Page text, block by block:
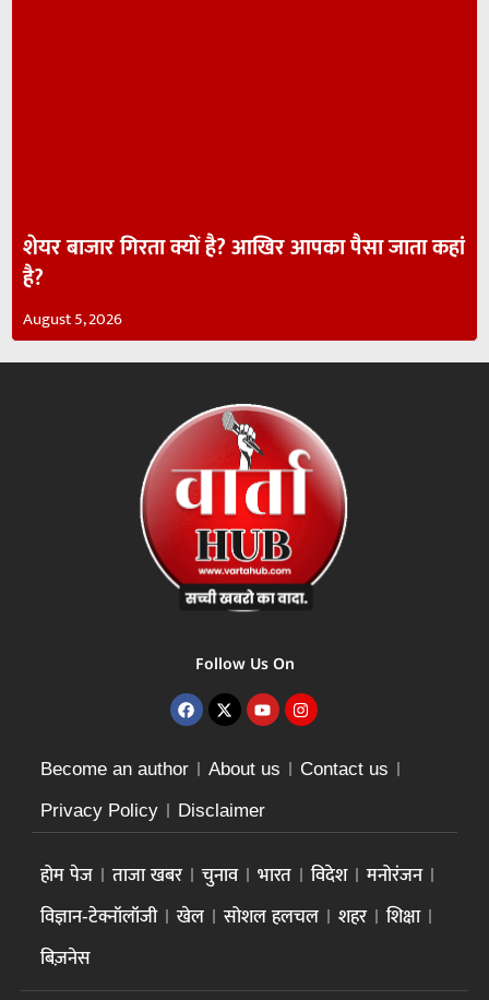
शेयर बाजार गिरता क्यों है? आखिर आपका पैसा जाता कहां
है?
August 5, 2026
Follow Us On
Become an author About us
Contact us
Privacy Policy
Disclaimer
होम पेज ताजा खबर चुनाव भारत विदेश
मनोरंजन
विज्ञान-टेक्नॉलॉजी
खेल सोशल हलचल शहर
शिक्षा
बिज़नेस